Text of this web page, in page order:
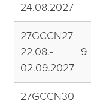
24.08.2027
27GCCN27
22.08.-
02.09.2027
9
27GCCN30